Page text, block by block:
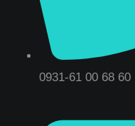
0931-61 00 68 60